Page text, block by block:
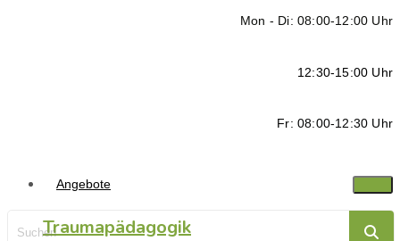
Mon - Di: 08:00-12:00 Uhr
12:30-15:00 Uhr
Fr: 08:00-12:30 Uhr
Angebote
Traumapädagogik